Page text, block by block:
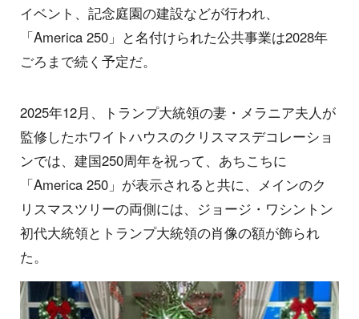
イベント、記念庭園の建設などが行われ、
「America 250」と名付けられた公共事業は2028年
ごろまで続く予定だ。
2025年12月、トランプ大統領の妻・メラニア夫人が
監修したホワイトハウスのクリスマスデコレーショ
ンでは、建国250周年を祝って、あちこちに
「America 250」が表示されると共に、メインのク
リスマスツリーの両側には、ジョージ・ワシントン
初代大統領とトランプ大統領の肖像の額が飾られ
た。